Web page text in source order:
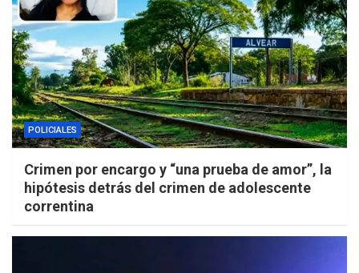
POLICIALES
Crimen por encargo y “una prueba de amor”, la
hipótesis detrás del crimen de adolescente
correntina